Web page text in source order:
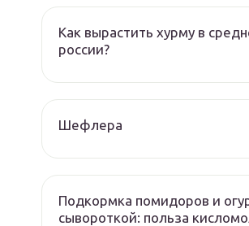
Как вырастить хурму в
россии?
Шефлера
Подкормка помидоров и
сывороткой: польза